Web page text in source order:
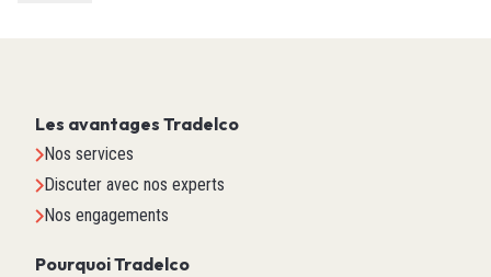
Les avantages Tradelco
Nos services
Discuter avec nos experts
Nos engagements
Pourquoi Tradelco